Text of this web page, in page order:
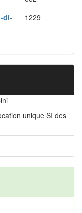
di-
1229
unique SI des